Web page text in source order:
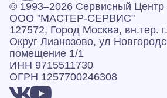
© 1993–2026 Сервисный Центр
ООО "МАСТЕР-СЕРВИС"
127572, Город Москва, вн.тер.
Округ Лианозово, ул
помещение 1/1
ИНН 9715511730
ОГРН 1257700246308